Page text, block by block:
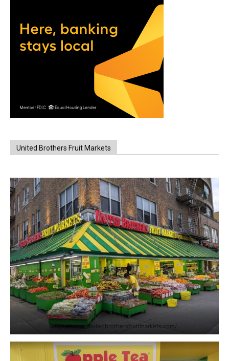
United Brothers Fruit Markets
https://www.unitedbrothersfruitmarkets.com/